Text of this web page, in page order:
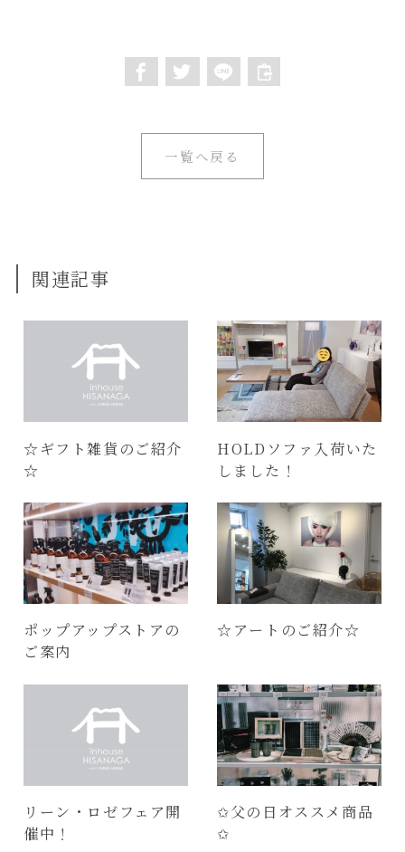
一覧へ戻る
関連記事
☆ギフト雑貨のご紹介
☆
HOLDソファ入荷いた
しました！
ポップアップストアの
ご案内
☆アートのご紹介☆
リーン・ロゼフェア開
催中！
✩父の日オススメ商品
✩